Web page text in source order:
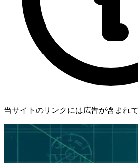
当サイトのリンクには広告が含まれ